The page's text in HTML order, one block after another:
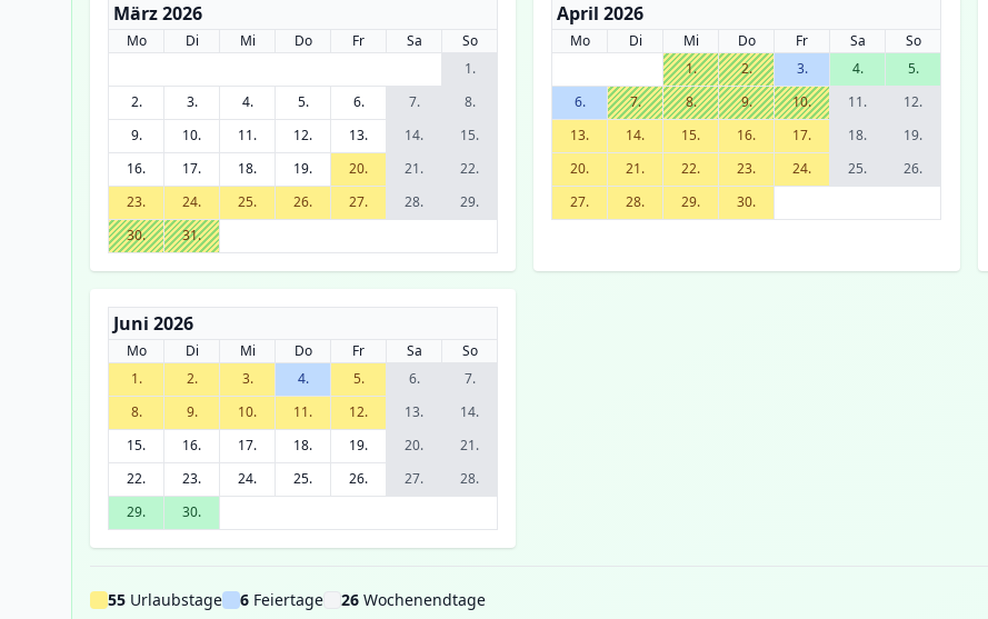
März 2026
Mo Di Mi Do Fr Sa
So
1.
2.
3. 4. 5. 6. 7.
8.
9.
10. 11. 12. 13. 14.
15.
16.
17. 18. 19. 20. 21.
22.
23.
24. 25. 26. 27. 28.
29.
30.
31.
April 2026
Mo Di Mi Do Fr Sa
So
1.
2. 3. 4.
5.
6.
7. 8. 9. 10. 11.
12.
13.
14. 15. 16. 17. 18.
19.
20.
21. 22. 23. 24. 25.
26.
27.
28. 29. 30.
Juni 2026
Mo Di Mi Do Fr Sa
So
1.
2. 3. 4. 5. 6.
7.
8.
9. 10. 11. 12. 13.
14.
15.
16. 17. 18. 19. 20.
21.
22.
23. 24. 25. 26. 27.
28.
29.
30.
55 Urlaubstage 6 Feiertage 26 Wochenendtage